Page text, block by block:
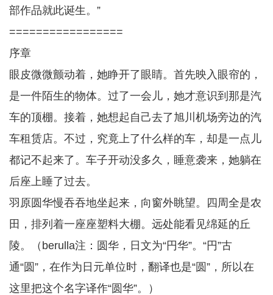
部作品就此诞生。”
=================
序章
眼皮微微颤动着，她睁开了眼睛。首先映入眼帘的，
是一件陌生的物体。过了一会儿，她才意识到那是汽
车的顶棚。接着，她想起自己去了旭川机场旁边的汽
车租赁店。不过，究竟上了什么样的车，却是一点儿
都记不起来了。车子开动没多久，睡意袭来，她躺在
后座上睡了过去。
羽原圆华慢吞吞地坐起来，向窗外眺望。四周全是农
田，排列着一座座塑料大棚。远处能看见绵延的丘
陵。（berulla注：圆华，日文为“円华”。“円”古
通“圆”，在作为日元单位时，翻译也是“圆”，所以在
这里把这个名字译作“圆华”。）